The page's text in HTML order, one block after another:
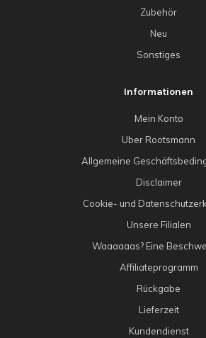
Zubehör
Neu
Sonstiges
Informationen
Mein Konto
Uber Rootsmann
Allgemeine
Disclaimer
Cookie- und
Unsere Filialen
Waaaaaas? Eine
Affiliateprogramm
Rückgabe
Lieferzeit
Kundendienst